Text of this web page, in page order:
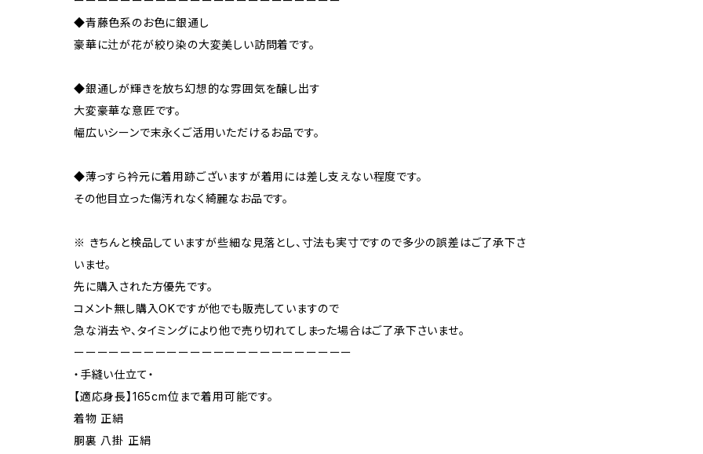
◆青藤色系のお色に銀通し
豪華に辻が花が絞り染の大変美しい訪問着です。
◆銀通しが輝きを放ち幻想的な雰囲気を醸し出す
大変豪華な意匠です。
幅広いシーンで末永くご活用いただけるお品です。
◆薄っすら衿元に着用跡ございますが着用には差し支えない程度です。
その他目立った傷汚れなく綺麗なお品です。
※ きちんと検品していますが些細な見落とし、寸法も実寸ですので多少の誤差はご了承下さ
いませ。
先に購入された方優先です。
コメント無し購入OKですが他でも販売していますので
急な消去や、タイミングにより他で売り切れてしまった場合はご了承下さいませ。
ーーーーーーーーーーーーーーーーーーーーーーーー
・手縫い仕立て・
【適応身長】165cm位まで着用可能です。
着物 正絹
胴裏 八掛 正絹